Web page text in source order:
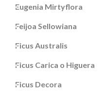
Eugenia Mirtyflora
Feijoa Sellowiana
Ficus Australis
Ficus Carica o Higuera
Ficus Decora